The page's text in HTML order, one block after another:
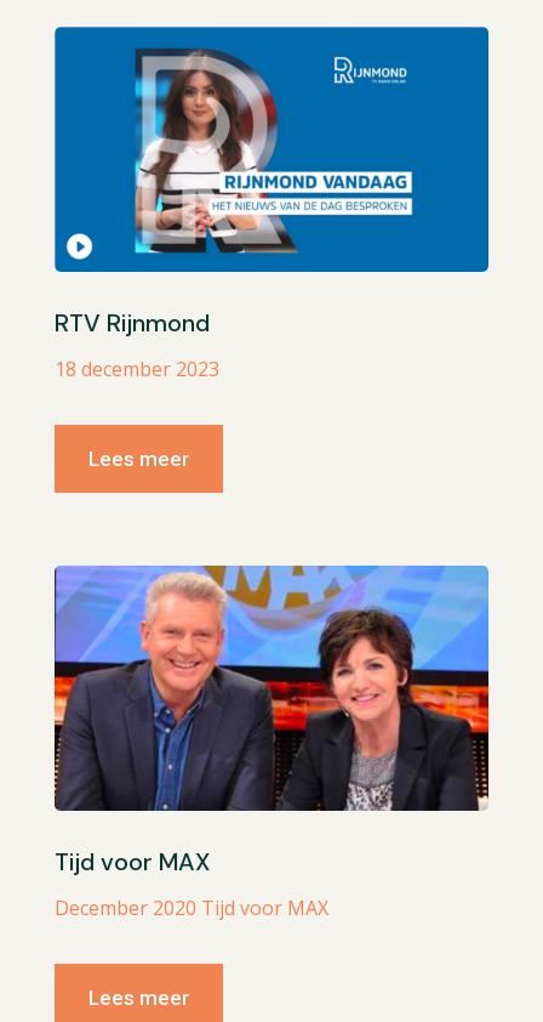
RTV Rijnmond
18 december 2023
Lees meer
Tijd voor MAX
December 2020 Tijd voor MAX
Lees meer